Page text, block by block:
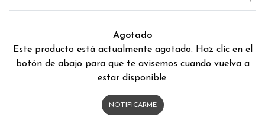
Agotado
Este producto está actualmente agotado. Haz clic en el
botón de abajo para que te avisemos cuando vuelva a
estar disponible.
NOTIFICARME